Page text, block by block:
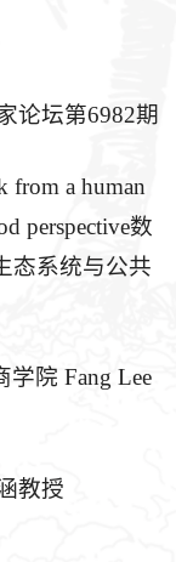
论坛第6982期
from a human
perspective数
态系统与公共
院 Fang Lee
教授